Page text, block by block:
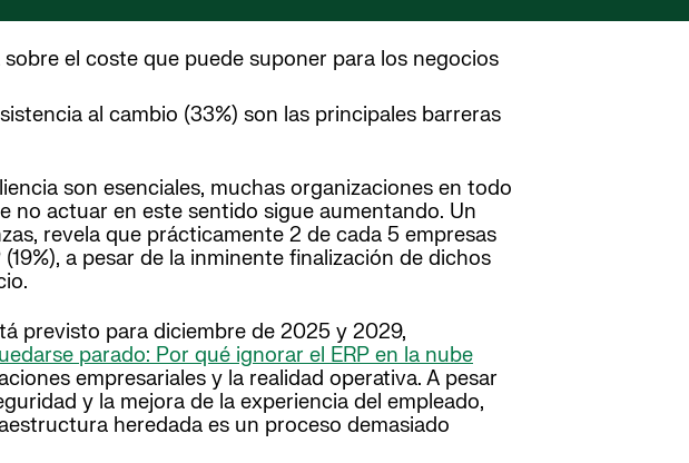
el coste que puede suponer para los negocios
al cambio (33%) son las principales barreras
son esenciales, muchas organizaciones en todo
no actuar en este sentido sigue aumentando. Un
revela que prácticamente 2 de cada 5 empresas
a pesar de la inminente finalización de dichos
previsto para diciembre de 2025 y 2029,
parado: Por qué ignorar el ERP en la nube
empresariales y la realidad operativa. A pesar
y la mejora de la experiencia del empleado,
heredada es un proceso demasiado